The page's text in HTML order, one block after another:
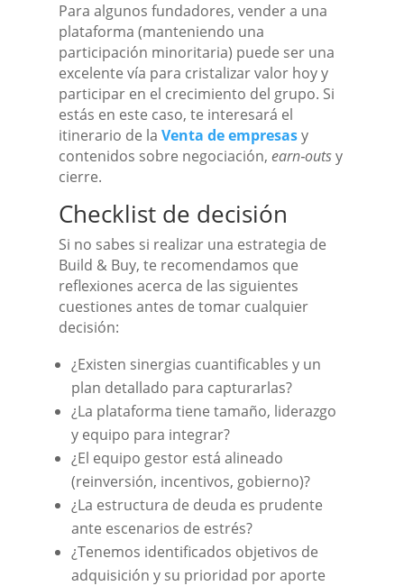
Para algunos fundadores, vender a una
plataforma (manteniendo una
participación minoritaria) puede ser una
excelente vía para cristalizar valor hoy y
participar en el crecimiento del grupo. Si
estás en este caso, te interesará el
itinerario de la Venta de empresasy
contenidos sobre negociación, earn‑outsy
cierre.
Checklist de decisión
Si no sabes si realizar una estrategia de
Build & Buy, te recomendamos que
reflexiones acerca de las siguientes
cuestiones antes de tomar cualquier
decisión:
¿Existen sinergias cuantificables y un
plan detallado para capturarlas?
¿La plataforma tiene tamaño, liderazgo
y equipo para integrar?
¿El equipo gestor está alineado
(reinversión, incentivos, gobierno)?
¿La estructura de deuda es prudente
ante escenarios de estrés?
¿Tenemos identificados objetivos de
adquisición y su prioridad por aporte